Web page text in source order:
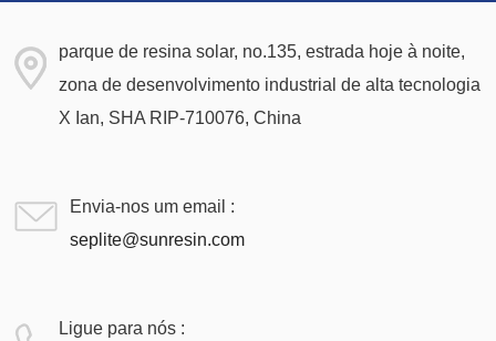
parque de resina solar, no.135, estrada hoje à noite,
zona de desenvolvimento industrial de alta tecnologia
X Ian, SHA RIP-710076, China
Envia-nos um email :
seplite@sunresin.com
Ligue para nós :